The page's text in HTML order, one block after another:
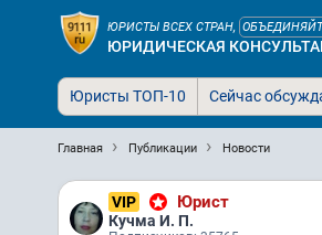
ЮРИСТЫ ВСЕХ СТРАН,
ЮРИДИЧЕСКАЯ
Юристы ТОП-10 Сейчас
Главная Публикации Новости
VIP Юрист
Кучма И. П.